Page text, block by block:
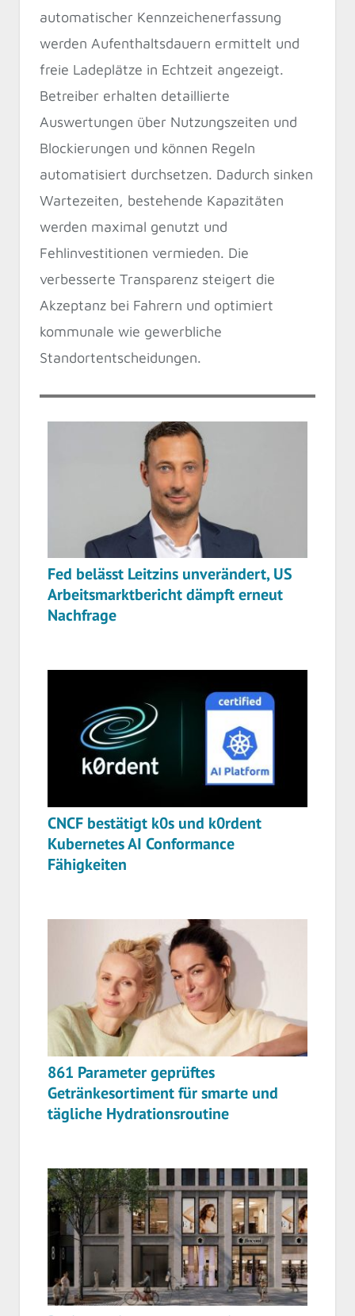
automatischer Kennzeichenerfassung
werden Aufenthaltsdauern ermittelt und
freie Ladeplätze in Echtzeit angezeigt.
Betreiber erhalten detaillierte
Auswertungen über Nutzungszeiten und
Blockierungen und können Regeln
automatisiert durchsetzen. Dadurch sinken
Wartezeiten, bestehende Kapazitäten
werden maximal genutzt und
Fehlinvestitionen vermieden. Die
verbesserte Transparenz steigert die
Akzeptanz bei Fahrern und optimiert
kommunale wie gewerbliche
Standortentscheidungen.
Fed belässt Leitzins unverändert, US
Arbeitsmarktbericht dämpft erneut
Nachfrage
CNCF bestätigt k0s und k0rdent
Kubernetes AI Conformance
Fähigkeiten
861 Parameter geprüftes
Getränkesortiment für smarte und
tägliche Hydrationsroutine